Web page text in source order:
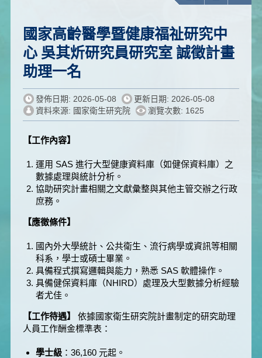
國家高齡醫學暨健康福祉研究中
心 吳其炘研究員研究室 誠徵計畫
助理一名
發佈日期: 2026-05-08
更新日期: 2026-05-08
資料來源: 國家衛生研究院
瀏覽次數: 1625
【工作內容】
運用 SAS 進行大型健康資料庫（如健保資料庫）之
數據處理與統計分析。
協助研究計畫相關之文獻彙整與其他主管交辦之行政
庶務。
【應徵條件】
國內外大學統計、公共衛生、流行病學或資訊等相關
科系，學士或碩士畢業。
具備程式撰寫邏輯與能力，熟悉 SAS 軟體操作。
具備健保資料庫（NHIRD）處理及大型數據分析經驗
者尤佳。
【工作待遇】
依據國家衛生研究院計畫制定的研究助理
人員工作酬金標準表：
學士級 ：36,160 元起。